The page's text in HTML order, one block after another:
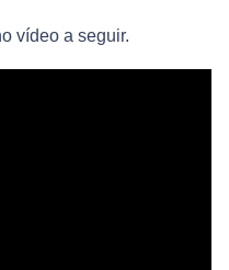
vídeo a seguir.